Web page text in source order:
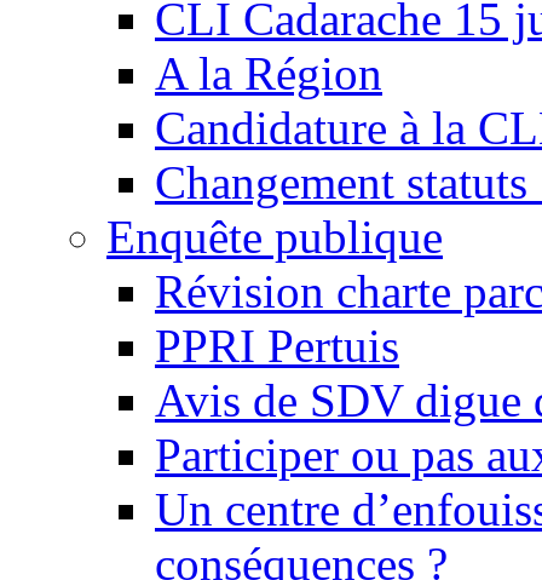
CLI Cadarache 15
A la Région
Candidature à la
Changement
Enquête publique
Révision charte
PPRI Pertuis
Avis de SDV digue
Participer ou pas
Un centre
conséquences ?